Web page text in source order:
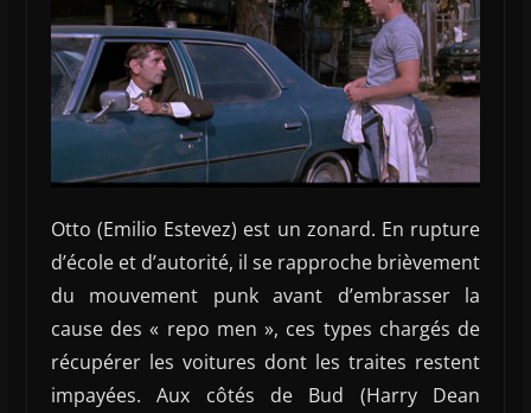
Otto (Emilio Estevez) est un zonard. En rupture
d’école et d’autorité, il se rapproche brièvement
du mouvement punk avant d’embrasser la
cause des « repo men », ces types chargés de
récupérer les voitures dont les traites restent
impayées. Aux côtés de Bud (Harry Dean